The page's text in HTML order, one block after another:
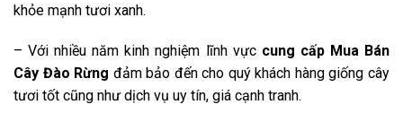
khỏe mạnh tươi xanh.
– Với nhiều năm kinh nghiệm lĩnh vực cung cấp Mua Bán
Cây Đào Rừng đảm bảo đến cho quý khách hàng giống cây
tươi tốt cũng như dịch vụ uy tín, giá cạnh tranh.